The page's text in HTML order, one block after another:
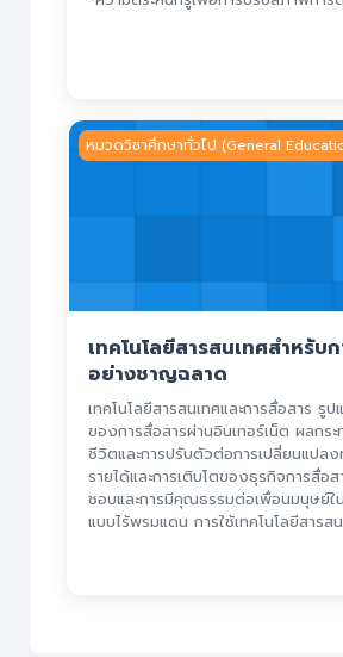
เทคโนโลยีสารสนเทศสำหรับการใ
หมวดวิชาศึกษาทั่วไป (General
เทคโนโลยีสารสนเทศสำหรับ
อย่างชาญฉลาด
เทคโนโลยีสารสนเทศและการสื่อสาร รูป
ของการสื่อสารผ่านอินเทอร์เน็ต ผลกร
ชีวิตและการปรับตัวต่อการเปลี่ยนแปล
รายได้และการเติบโตของธุรกิจการสื่อ
ชอบและการมีคุณธรรมต่อเพื่อนมนุษย์ใ
แบบไร้พรมแดน การใช้เทคโนโลยีสารส